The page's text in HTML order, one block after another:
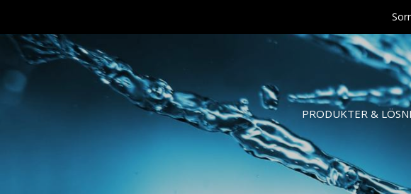
PRODUKTER &